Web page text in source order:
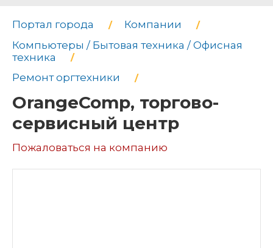
Портал города
Компании
Компьютеры / Бытовая техника / Офисная
техника
Ремонт оргтехники
OrangeComp, торгово-
сервисный центр
Пожаловаться на компанию